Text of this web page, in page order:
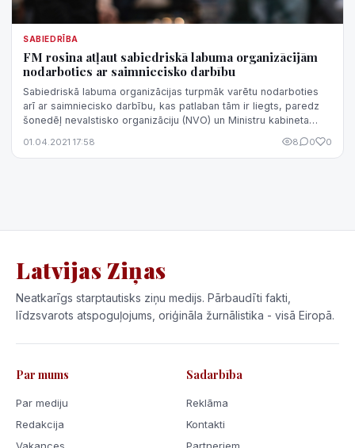
SABIEDRĪBA
FM rosina atļaut sabiedriskā labuma organizācijām
nodarboties ar saimniecisko darbību
Sabiedriskā labuma organizācijas turpmāk varētu nodarboties
arī ar saimniecisko darbību, kas patlaban tām ir liegts, paredz
šonedēļ nevalstisko organizāciju (NVO) un Ministru kabineta
01.04.2021 17:58 8 0 0
Latvijas Ziņas
Neatkarīgs starptautisks ziņu medijs. Pārbaudīti fakti,
līdzsvarots atspoguļojums, oriģināla žurnālistika - visā Eiropā.
Par mums
Par mediju
Redakcija
Vakances
Sadarbība
Reklāma
Kontakti
Partneriem